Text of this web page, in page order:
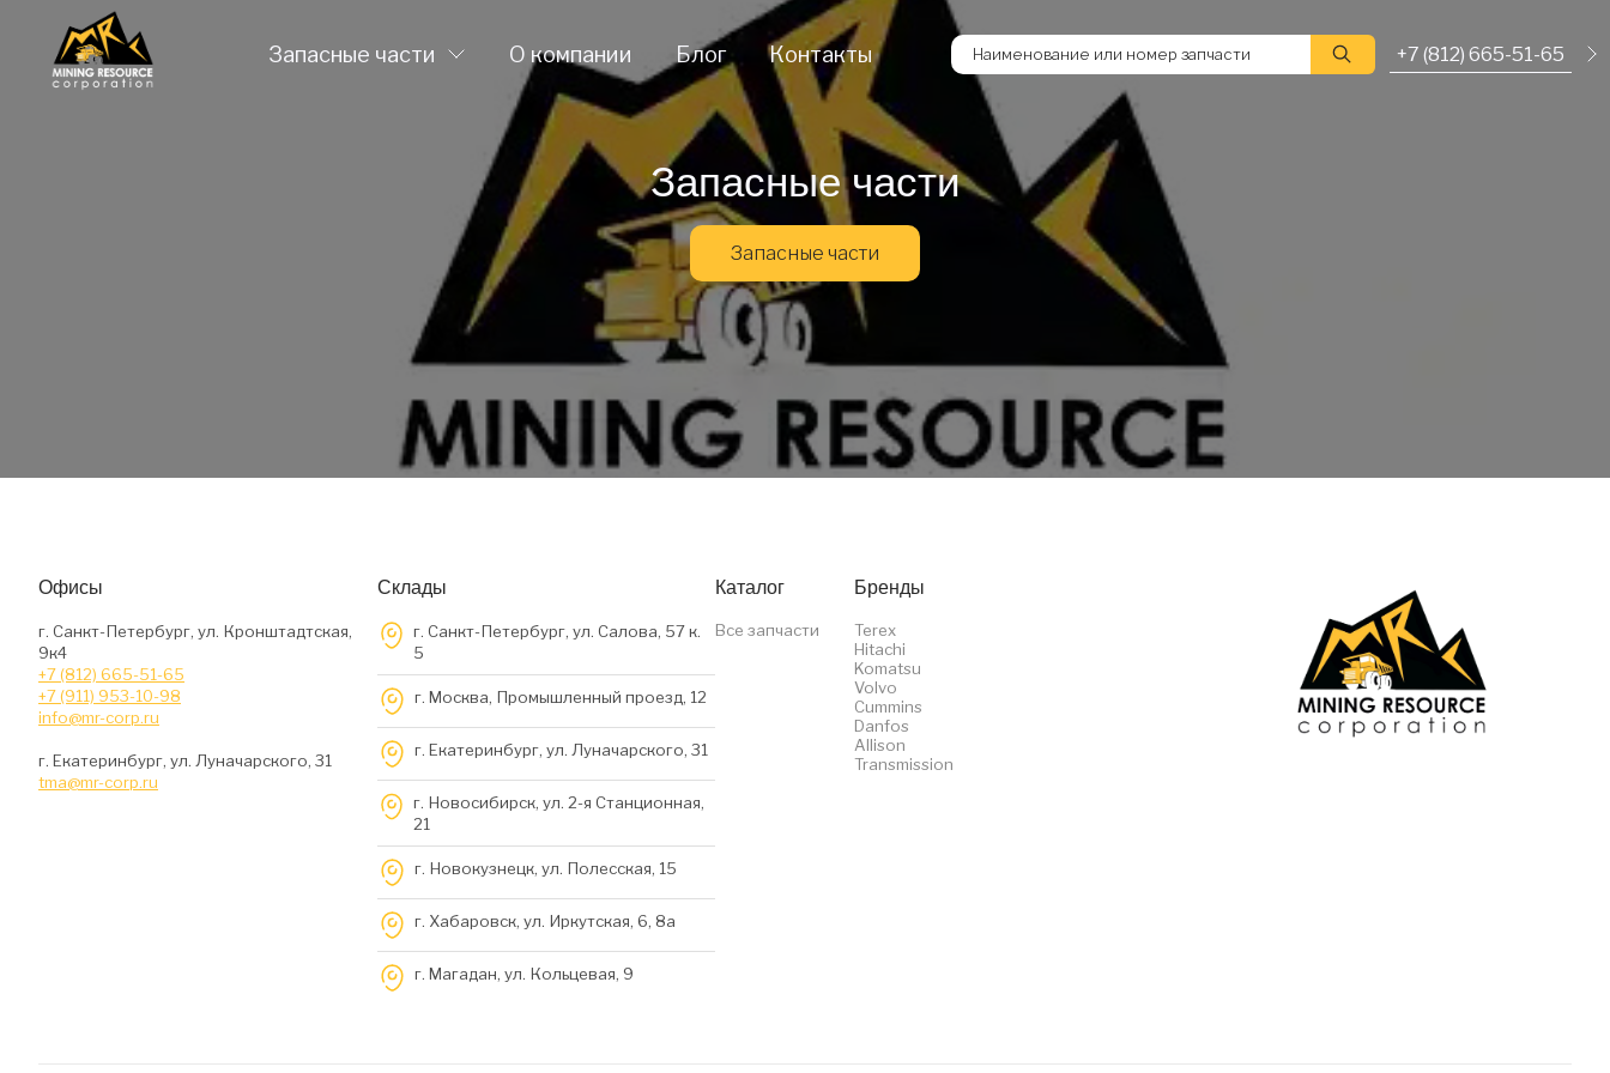
Запасные части О компании Блог Контакты Наименование или номер запчасти +7 (812) 665-51-65
Запасные части
Запасные части
Офисы
г. Санкт-Петербург, ул. Кронштадтская,
9к4
+7 (812) 665-51-65
+7 (911) 953-10-98
info@mr-corp.ru
г. Екатеринбург, ул. Луначарского, 31
tma@mr-corp.ru
Склады
г. Санкт-Петербург, ул. Салова, 57 к.
5
г. Москва, Промышленный проезд, 12
г. Екатеринбург, ул. Луначарского, 31
г. Новосибирск, ул. 2-я Станционная,
21
г. Новокузнецк, ул. Полесская, 15
г. Хабаровск, ул. Иркутская, 6, 8a
г. Магадан, ул. Кольцевая, 9
Каталог
Все запчасти
Бренды
Terex
Hitachi
Komatsu
Volvo
Cummins
Danfos
Allison
Transmission